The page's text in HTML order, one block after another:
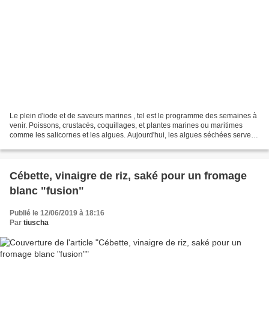
Le plein d'iode et de saveurs marines , tel est le programme des semaines à
venir. Poissons, crustacés, coquillages, et plantes marines ou maritimes
comme les salicornes et les algues. Aujourd'hui, les algues séchées servent
Cébette, vinaigre de riz, saké pour un fromage
blanc "fusion"
Publié le 12/06/2019 à 18:16
Par tiuscha